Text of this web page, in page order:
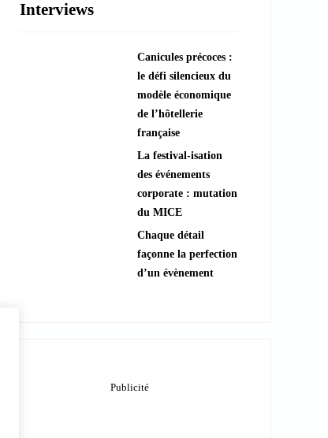
???? Explorer les animations
Interviews
Canicules précoces :
le défi silencieux du
modèle économique
de l’hôtellerie
française
La festival-isation
des événements
corporate : mutation
du MICE
Chaque détail
façonne la perfection
d’un évènement